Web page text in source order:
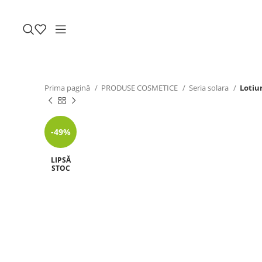
Prima pagină PRODUSE COSMETICE Seria solara
-49%
LIPSĂ
STOC